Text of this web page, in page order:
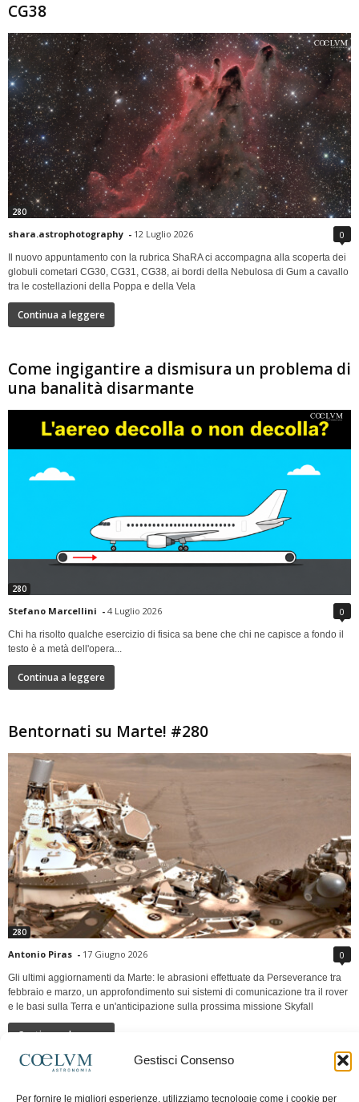
Gestisci Consenso
Per fornire le migliori esperienze, utilizziamo tecnologie come i cookie per
CG38
280
shara.astrophotography - 12 Luglio 2026 0
Il nuovo appuntamento con la rubrica ShaRA ci accompagna alla scoperta dei
globuli cometari CG30, CG31, CG38, ai bordi della Nebulosa di Gum a cavallo
tra le costellazioni della Poppa e della Vela
Continua a leggere
Come ingigantire a dismisura un problema di
una banalità disarmante
280
Stefano Marcellini - 4 Luglio 2026 0
Chi ha risolto qualche esercizio di fisica sa bene che chi ne capisce a fondo il
testo è a metà dell'opera...
Continua a leggere
Bentornati su Marte! #280
280
Antonio Piras - 17 Giugno 2026 0
Gli ultimi aggiornamenti da Marte: le abrasioni effettuate da Perseverance tra
febbraio e marzo, un approfondimento sui sistemi di comunicazione tra il rover
e le basi sulla Terra e un'anticipazione sulla prossima missione Skyfall
Continua a leggere